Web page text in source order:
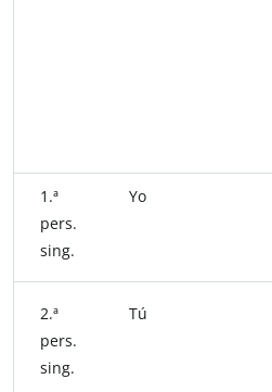
1.ª
pers.
sing.
Yo
2.ª
pers.
sing.
Tú